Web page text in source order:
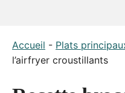
Accueil - Plats
l’airfryer croustillants